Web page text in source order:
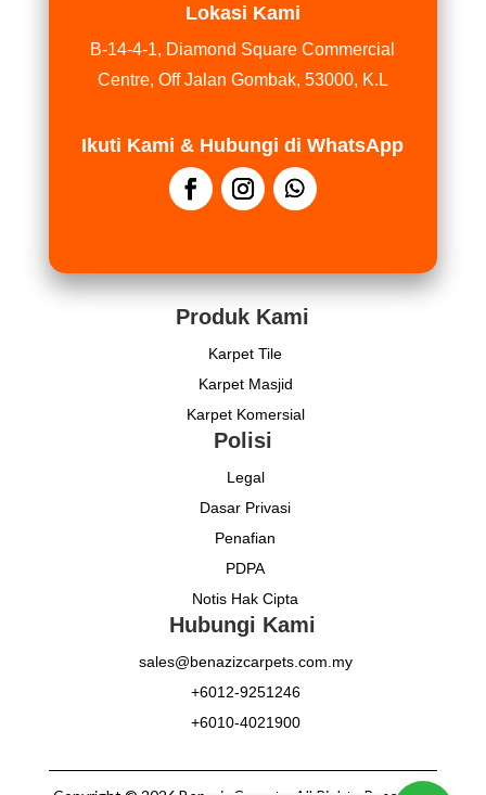
Lokasi Kami
B-14-4-1, Diamond Square Commercial
Centre, Off Jalan Gombak, 53000, K.L
Ikuti Kami & Hubungi di WhatsApp
Produk Kami
Karpet Tile
Karpet Masjid
Karpet Komersial
Polisi
Legal
Dasar Privasi
Penafian
PDPA
Notis Hak Cipta
Hubungi Kami
sales@benazizcarpets.com.my
+6012-9251246
+6010-4021900